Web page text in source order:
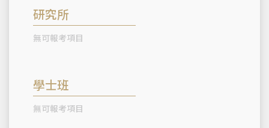
研究所
無可報考項目
學士班
無可報考項目